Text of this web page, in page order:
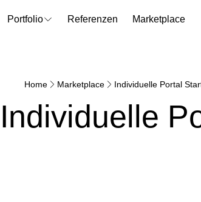
Portfolio Referenzen Marketplace
Home Marketplace Individuelle Portal
Individuelle